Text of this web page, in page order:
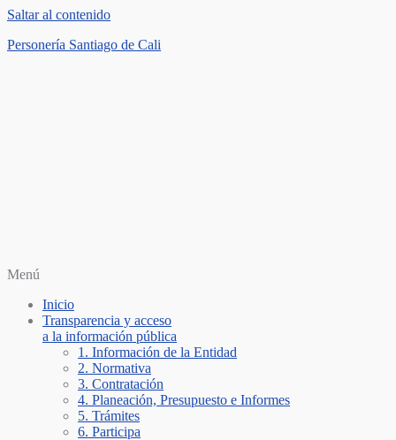
Saltar al contenido
Personería Santiago de Cali
Menú
Inicio
Transparencia y acceso
a la información pública
1. Información de la Entidad
2. Normativa
3. Contratación
4. Planeación, Presupuesto e Informes
5. Trámites
6. Participa